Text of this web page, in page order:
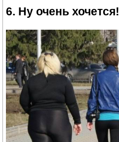
6. Ну очень хочется!